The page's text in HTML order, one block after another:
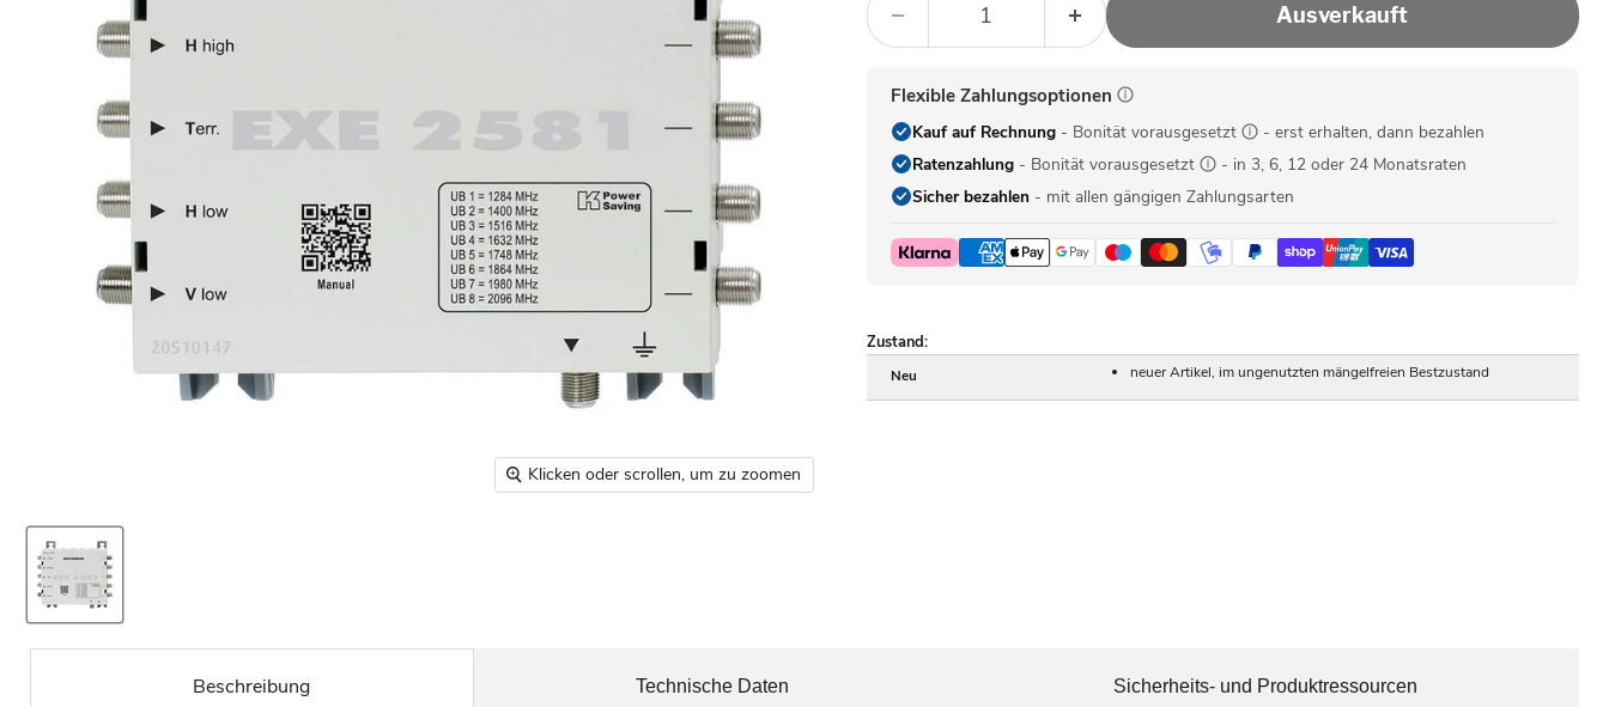
Klicken oder scrollen, um zu zoomen
Ausverkauft
Flexible Zahlungsoptionen
Kauf auf Rechnung- Bonität vorausgesetzt
- erst erhalten, dann bezahlen
Ratenzahlung- Bonität vorausgesetzt
- in 3, 6, 12 oder 24 Monatsraten
Sicher bezahlen- mit allen gängigen Zahlungsarten
Zustand:
Neu neuer Artikel, im ungenutzten mängelfreien Bestzustand
Beschreibung Technische Daten Sicherheits- und Produktressourcen